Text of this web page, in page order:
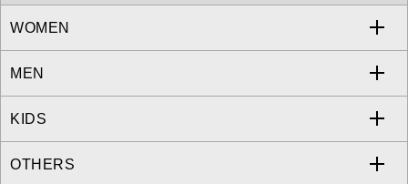
WOMEN
a.v.v
MICHEL KLEIN
MK MICHEL KLEIN
MEN
a.v.v
MICHEL KLEIN HOMME
KIDS
a.v.v
OTHERS